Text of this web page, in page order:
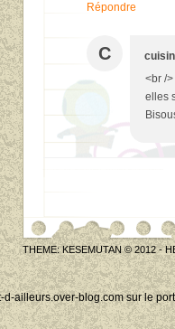
Répondre
C
<br /
elles
THEME: KESEMUTAN © 2012 -
d-ailleurs.over-blog.comsur le